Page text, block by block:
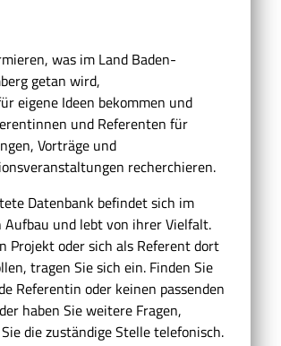
was im Land Baden-
getan wird,
eigene Ideen bekommen und
und Referenten für
Vorträge und
recherchieren.
Datenbank befindet sich im
Aufbau und lebt von ihrer Vielfalt.
Projekt oder sich als Referent dort
tragen Sie sich ein. Finden Sie
Referentin oder keinen passenden
haben Sie weitere Fragen,
die zuständige Stelle telefonisch.